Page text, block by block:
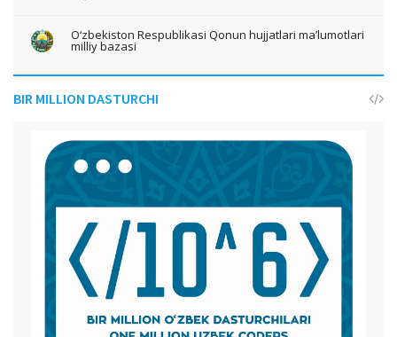
O‘zbekiston Respublikasi Qonun hujjatlari ma’lumotlari
milliy bazasi
BIR MILLION DASTURCHI